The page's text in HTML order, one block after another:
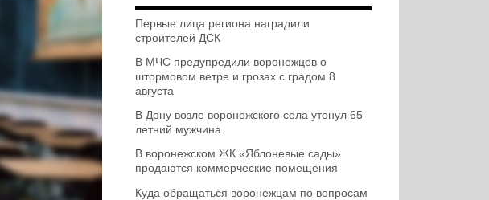
Первые лица региона наградили
строителей ДСК
В МЧС предупредили воронежцев о
штормовом ветре и грозах с градом 8
августа
В Дону возле воронежского села утонул 65-
летний мужчина
В воронежском ЖК «Яблоневые сады»
продаются коммерческие помещения
Куда обращаться воронежцам по вопросам